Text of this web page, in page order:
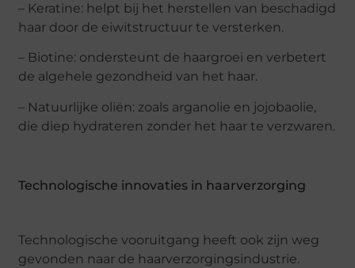
– Keratine: helpt bij het herstellen van beschadigd
haar door de eiwitstructuur te versterken.
– Biotine: ondersteunt de haargroei en verbetert
de algehele gezondheid van het haar.
– Natuurlijke oliën: zoals arganolie en jojobaolie,
die diep hydrateren zonder het haar te verzwaren.
Technologische innovaties in haarverzorging
Technologische vooruitgang heeft ook zijn weg
gevonden naar de haarverzorgingsindustrie.